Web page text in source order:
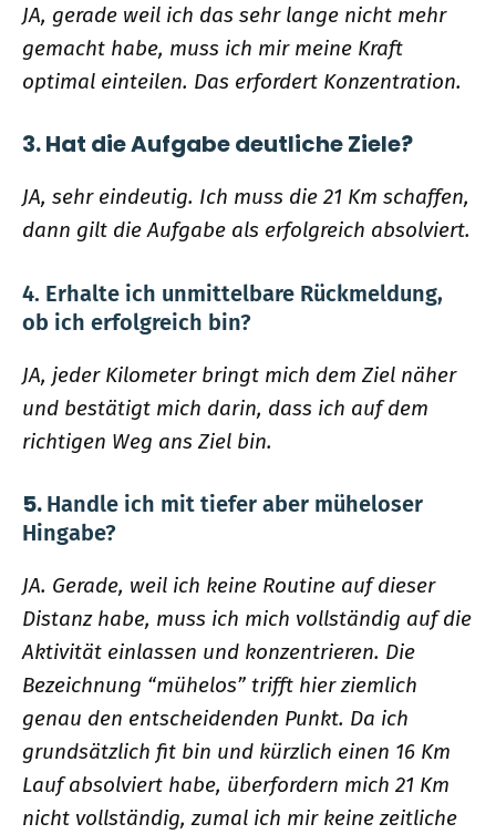
JA, gerade weil ich das sehr lange nicht mehr
gemacht habe, muss ich mir meine Kraft
optimal einteilen. Das erfordert Konzentration.
3. Hat die Aufgabe deutliche Ziele?
JA, sehr eindeutig. Ich muss die 21 Km schaffen,
dann gilt die Aufgabe als erfolgreich absolviert.
4. Erhalte ich unmittelbare Rückmeldung,
ob ich erfolgreich bin?
JA, jeder Kilometer bringt mich dem Ziel näher
und bestätigt mich darin, dass ich auf dem
richtigen Weg ans Ziel bin.
5. Handle ich mit tiefer aber müheloser
Hingabe?
JA. Gerade, weil ich keine Routine auf dieser
Distanz habe, muss ich mich vollständig auf die
Aktivität einlassen und konzentrieren. Die
Bezeichnung “mühelos” trifft hier ziemlich
genau den entscheidenden Punkt. Da ich
grundsätzlich fit bin und kürzlich einen 16 Km
Lauf absolviert habe, überfordern mich 21 Km
nicht vollständig, zumal ich mir keine zeitliche